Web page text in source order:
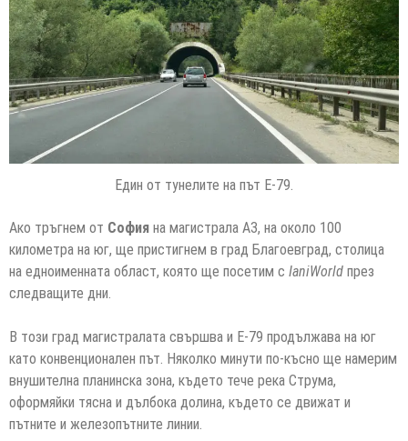
Един от тунелите на път Е-79.
Ако тръгнем от София на магистрала А3, на около 100
километра на юг, ще пристигнем в град Благоевград, столица
на едноименната област, която ще посетим с IaniWorld през
следващите дни.
В този град магистралата свършва и Е-79 продължава на юг
като конвенционален път. Няколко минути по-късно ще намерим
внушителна планинска зона, където тече река Струма,
оформяйки тясна и дълбока долина, където се движат и
пътните и железопътните линии.